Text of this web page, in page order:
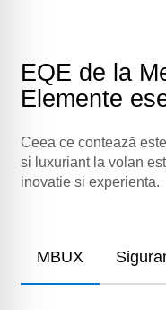
EQE de la
Elemente
Ceea ce contează
si luxuriant la volan
inovatie si experienta.
MBUX